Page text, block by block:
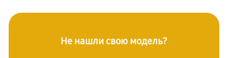
Не нашли свою модель?